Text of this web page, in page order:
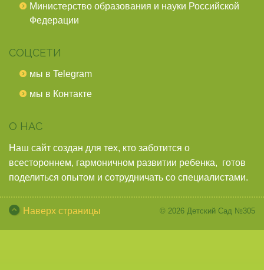
Министерство образования и науки Российской
Федерации
СОЦСЕТИ
мы в Telegram
мы в Контакте
О НАС
Наш сайт создан для тех, кто заботится о
всестороннем, гармоничном развитии ребенка, готов
поделиться опытом и сотрудничать со специалистами.
Наверх страницы © 2026 Детский Сад №305